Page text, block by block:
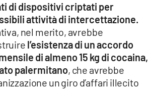
di dispositivi criptati per
attività di intercettazione.
nel merito, avrebbe
l’esistenza di un accordo
di almeno 15 kg di cocaina,
palermitano, che avrebbe
un giro d’affari illecito